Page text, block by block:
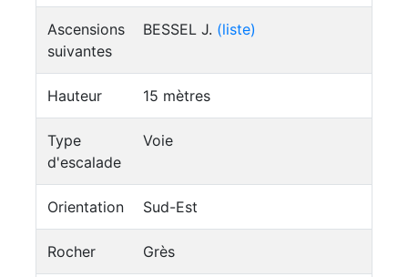
Ascensions
suivantes
BESSEL J. (liste)
Hauteur 15 mètres
Type
d'escalade
Voie
Orientation Sud-Est
Rocher Grès